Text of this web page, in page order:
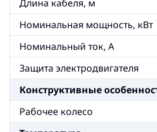
Длина кабеля, м
Номинальная мощность, кВт
Номинальный ток, А
Защита электродвигателя
Конструктивные
Рабочее колесо